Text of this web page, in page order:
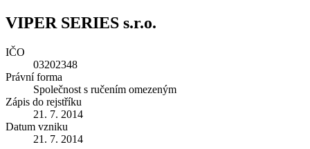
VIPER SERIES s.r.o.
IČO
03202348
Právní forma
Společnost s ručením omezeným
Zápis do rejstříku
21. 7. 2014
Datum vzniku
21. 7. 2014